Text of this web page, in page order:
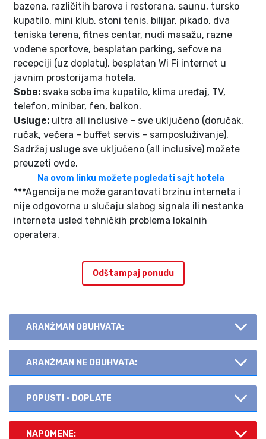
bazena, različitih barova i restorana, saunu, tursko
kupatilo, mini klub, stoni tenis, bilijar, pikado, dva
teniska terena, fitnes centar, nudi masažu, razne
vodene sportove, besplatan parking, sefove na
recepciji (uz doplatu), besplatan Wi Fi internet u
javnim prostorijama hotela.
Sobe: svaka soba ima kupatilo, klima uređaj, TV,
telefon, minibar, fen, balkon.
Usluge: ultra all inclusive – sve uključeno (doručak,
ručak, večera – buffet servis – samposluživanje).
Sadržaj usluge sve uključeno (all inclusive) možete
preuzeti ovde.
Na ovom linku možete pogledatisajt hotela
***Agencija ne može garantovati brzinu interneta i
nije odgovorna u slučaju slabog signala ili nestanka
interneta usled tehničkih problema lokalnih
operatera.
Odštampaj ponudu
ARANŽMAN OBUHVATA:
ARANŽMAN NE OBUHVATA:
POPUSTI - DOPLATE
NAPOMENE: